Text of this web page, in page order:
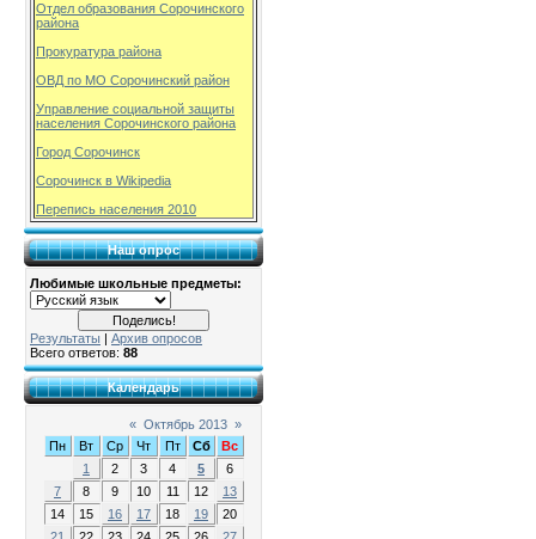
Отдел образования Сорочинского
района
Прокуратура района
ОВД по МО Сорочинский район
Управление социальной защиты
населения Сорочинского района
Город Сорочинск
Сорочинск в Wikipedia
Перепись населения 2010
Наш опрос
Любимые школьные предметы:
Результаты
Архив опросов
Всего ответов: 88
Календарь
« Октябрь 2013 »
Пн
Вт Ср Чт Пт Сб
Вс
1
2 3 4 5
6
7
8 9 10 11 12
13
14
15 16 17 18 19
20